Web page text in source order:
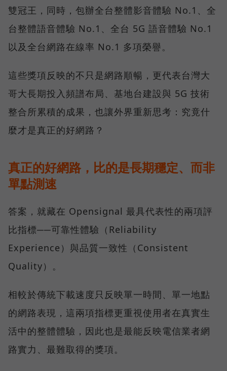
雙冠王，同時，包辦全台整體影音體驗 No.1、全
台整體語音體驗 No.1、全台 5G 語音體驗 No.1
以及全台網路在線率 No.1 多項榮譽。
這些獎項反映的不只是網路順暢，更代表台灣大
哥大長期投入頻譜布局、基地台建設與 5G 技術
整合所累積的成果，也讓外界重新思考：究竟什
麼才是真正的好網路？
真正的好網路，比的是長期穩定、而非
單點測速
答案，就藏在 Opensignal 最具代表性的兩項評
比指標──可靠性體驗（Reliability
Experience）與品質一致性（Consistent
Quality）。
相較於傳統下載速度只反映單一時間、單一地點
的網路表現，這兩項指標更重視使用者在真實生
活中的整體體驗，因此也是最能反映電信業者網
路實力、最難取得的獎項。